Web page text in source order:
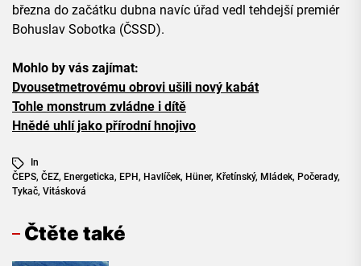
března do začátku dubna navíc úřad vedl tehdejší premiér
Bohuslav Sobotka (ČSSD).
Mohlo by vás zajímat:
Dvousetmetrovému obrovi ušili nový kabát
Tohle monstrum zvládne i dítě
Hnědé uhlí jako přírodní hnojivo
In
ČEPS, ČEZ, Energeticka, EPH, Havlíček, Hüner, Křetínský, Mládek, Počerady,
Tykač, Vitásková
Čtěte také